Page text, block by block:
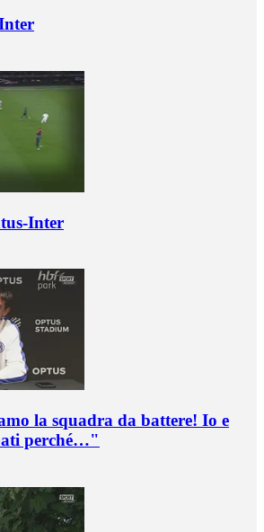
Inter
la squadra da battere! Io e
perché…"